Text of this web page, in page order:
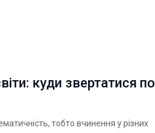
куди звертатися по
тобто вчинення у різних